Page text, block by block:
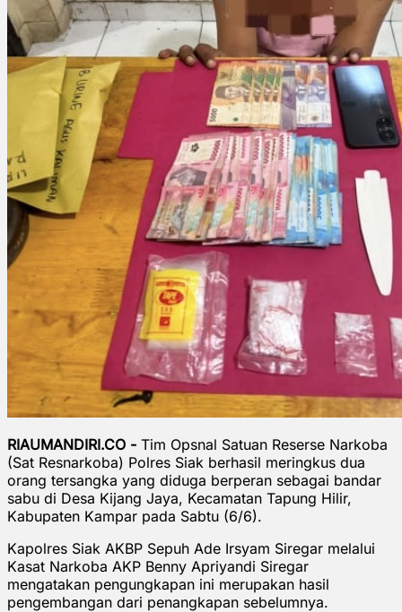
RIAUMANDIRI.CO - Tim Opsnal Satuan Reserse Narkoba
(Sat Resnarkoba) Polres Siak berhasil meringkus dua
orang tersangka yang diduga berperan sebagai bandar
sabu di Desa Kijang Jaya, Kecamatan Tapung Hilir,
Kabupaten Kampar pada Sabtu (6/6).
Kapolres Siak AKBP Sepuh Ade Irsyam Siregar melalui
Kasat Narkoba AKP Benny Apriyandi Siregar
mengatakan pengungkapan ini merupakan hasil
pengembangan dari penangkapan sebelumnya.